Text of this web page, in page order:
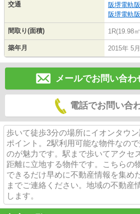
交通
阪堺電軌
阪堺電軌
間取り(面積) 1R(19.98
築年月 2015年 5
メールでお問い合わ
電話でお問い合
歩いて徒歩3分の場所にイオンタウ
ポイント。2駅利用可能な物件なの
のが魅力です。駅まで歩いてアクセ
距離に立地する物件です。こちらの
できるだけ早めに不動産情報を集め
までご連絡ください。地域の不動産
します。